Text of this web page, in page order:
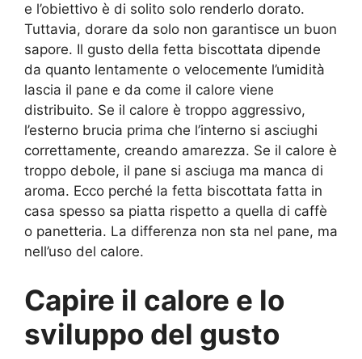
e l’obiettivo è di solito solo renderlo dorato.
Tuttavia, dorare da solo non garantisce un buon
sapore. Il gusto della fetta biscottata dipende
da quanto lentamente o velocemente l’umidità
lascia il pane e da come il calore viene
distribuito. Se il calore è troppo aggressivo,
l’esterno brucia prima che l’interno si asciughi
correttamente, creando amarezza. Se il calore è
troppo debole, il pane si asciuga ma manca di
aroma. Ecco perché la fetta biscottata fatta in
casa spesso sa piatta rispetto a quella di caffè
o panetteria. La differenza non sta nel pane, ma
nell’uso del calore.
Capire il calore e lo
sviluppo del gusto